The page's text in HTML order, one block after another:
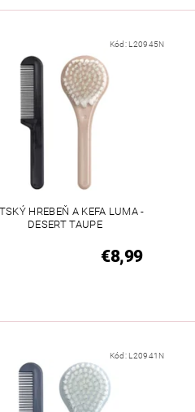
Kód: L20945N
HREBEŇ A KEFA LUMA -
DESERT TAUPE
€8,99
Kód: L20941N